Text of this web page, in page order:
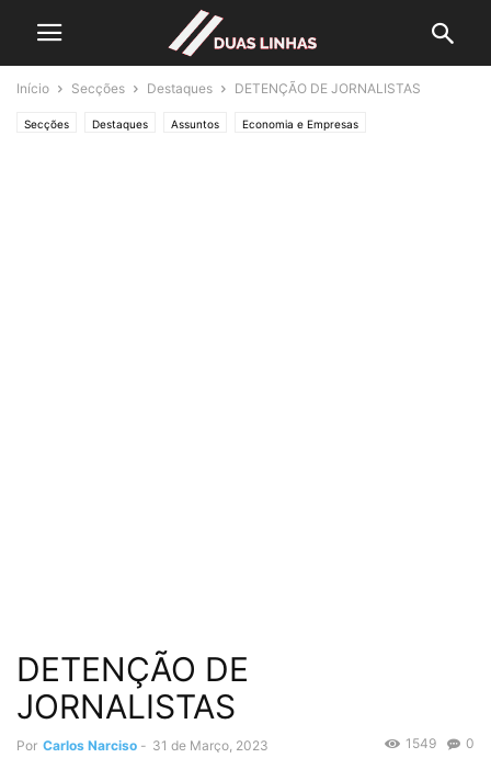
Início Secções Destaques DETENÇÃO DE JORNALISTAS
Secções Destaques Assuntos Economia e Empresas
DETENÇÃO DE
JORNALISTAS
Por Carlos Narciso - 31 de Março, 2023 0
1549